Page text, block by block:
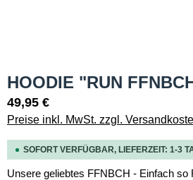
HOODIE "RUN
49,95 €
Preise inkl. MwSt. zzgl.
SOFORT VERFÜGBAR, LIEFERZEIT: 1-3
Unsere geliebtes FFNBCH - Einfach so